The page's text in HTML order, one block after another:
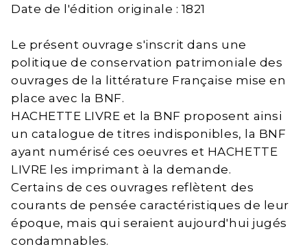
Date de l'édition originale : 1821
Le présent ouvrage s'inscrit dans une
politique de conservation patrimoniale des
ouvrages de la littérature Française mise en
place avec la BNF.
HACHETTE LIVRE et la BNF proposent ainsi
un catalogue de titres indisponibles, la BNF
ayant numérisé ces oeuvres et HACHETTE
LIVRE les imprimant à la demande.
Certains de ces ouvrages reflètent des
courants de pensée caractéristiques de leur
époque, mais qui seraient aujourd'hui jugés
condamnables.